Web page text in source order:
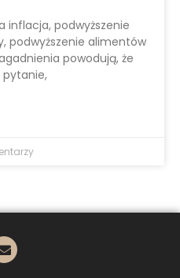
inflacja, podwyższenie
podwyższenie alimentów
powodują, że
pytanie,